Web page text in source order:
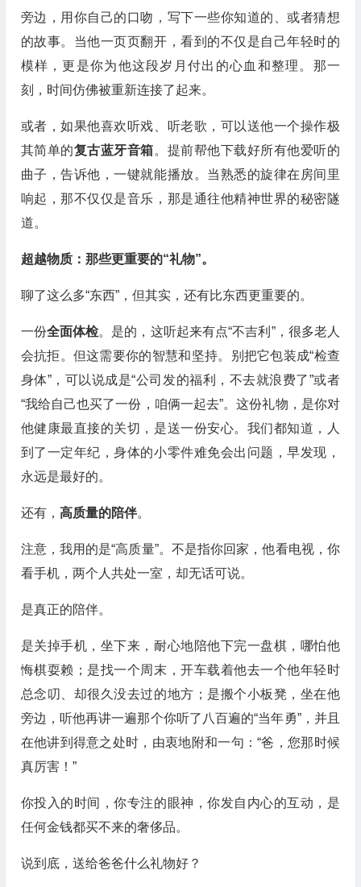
旁边，用你自己的口吻，写下一些你知道的、或者猜想
的故事。当他一页页翻开，看到的不仅是自己年轻时的
模样，更是你为他这段岁月付出的心血和整理。那一
刻，时间仿佛被重新连接了起来。
或者，如果他喜欢听戏、听老歌，可以送他一个操作极
其简单的复古蓝牙音箱。提前帮他下载好所有他爱听的
曲子，告诉他，一键就能播放。当熟悉的旋律在房间里
响起，那不仅仅是音乐，那是通往他精神世界的秘密隧
道。
超越物质：那些更重要的“礼物”。
聊了这么多“东西”，但其实，还有比东西更重要的。
一份全面体检。是的，这听起来有点“不吉利”，很多老人
会抗拒。但这需要你的智慧和坚持。别把它包装成“检查
身体”，可以说成是“公司发的福利，不去就浪费了”或者
“我给自己也买了一份，咱俩一起去”。这份礼物，是你对
他健康最直接的关切，是送一份安心。我们都知道，人
到了一定年纪，身体的小零件难免会出问题，早发现，
永远是最好的。
还有， 高质量的陪伴。
注意，我用的是“高质量”。不是指你回家，他看电视，你
看手机，两个人共处一室，却无话可说。
是真正的陪伴。
是关掉手机，坐下来，耐心地陪他下完一盘棋，哪怕他
悔棋耍赖；是找一个周末，开车载着他去一个他年轻时
总念叨、却很久没去过的地方；是搬个小板凳，坐在他
旁边，听他再讲一遍那个你听了八百遍的“当年勇”，并且
在他讲到得意之处时，由衷地附和一句：“爸，您那时候
真厉害！”
你投入的时间，你专注的眼神，你发自内心的互动，是
任何金钱都买不来的奢侈品。
说到底，送给爸爸什么礼物好？